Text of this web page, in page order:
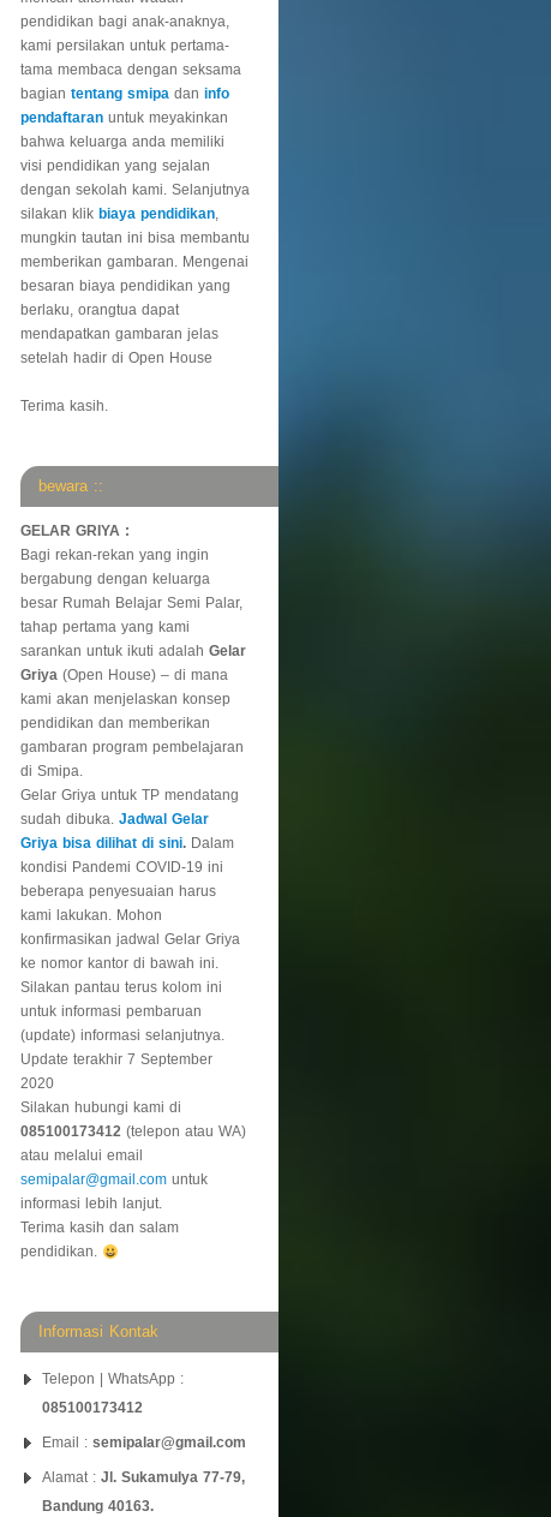
pendidikan bagi anak-anaknya,
kami persilakan untuk pertama-
tama membaca dengan seksama
bagian tentang smipa dan info
pendaftaran untuk meyakinkan
bahwa keluarga anda memiliki
visi pendidikan yang sejalan
dengan sekolah kami. Selanjutnya
silakan klik biaya pendidikan,
mungkin tautan ini bisa membantu
memberikan gambaran. Mengenai
besaran biaya pendidikan yang
berlaku, orangtua dapat
mendapatkan gambaran jelas
setelah hadir di Open House
Terima kasih.
bewara ::
GELAR GRIYA :
Bagi rekan-rekan yang ingin
bergabung dengan keluarga
besar Rumah Belajar Semi Palar,
tahap pertama yang kami
sarankan untuk ikuti adalah Gelar
Griya (Open House) – di mana
kami akan menjelaskan konsep
pendidikan dan memberikan
gambaran program pembelajaran
di Smipa.
Gelar Griya untuk TP mendatang
sudah dibuka. Jadwal Gelar
Griya bisa dilihat di sini. Dalam
kondisi Pandemi COVID-19 ini
beberapa penyesuaian harus
kami lakukan. Mohon
konfirmasikan jadwal Gelar Griya
ke nomor kantor di bawah ini.
Silakan pantau terus kolom ini
untuk informasi pembaruan
(update) informasi selanjutnya.
Update terakhir 7 September
2020
Silakan hubungi kami di
085100173412 (telepon atau WA)
atau melalui email
semipalar@gmail.com untuk
informasi lebih lanjut.
Terima kasih dan salam
pendidikan.
Informasi Kontak
Telepon | WhatsApp :
085100173412
Email : semipalar@gmail.com
Alamat : Jl. Sukamulya 77-79,
Bandung 40163.